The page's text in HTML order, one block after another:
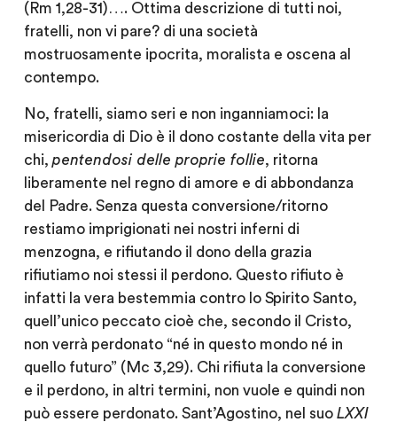
(Rm 1,28-31)…. Ottima descrizione di tutti noi,
fratelli, non vi pare? di una società
mostruosamente ipocrita, moralista e oscena al
contempo.
No, fratelli, siamo seri e non inganniamoci: la
misericordia di Dio è il dono costante della vita per
chi, pentendosi delle proprie follie, ritorna
liberamente nel regno di amore e di abbondanza
del Padre. Senza questa conversione/ritorno
restiamo imprigionati nei nostri inferni di
menzogna, e rifiutando il dono della grazia
rifiutiamo noi stessi il perdono. Questo rifiuto è
infatti la vera bestemmia contro lo Spirito Santo,
quell’unico peccato cioè che, secondo il Cristo,
non verrà perdonato “né in questo mondo né in
quello futuro” (Mc 3,29). Chi rifiuta la conversione
e il perdono, in altri termini, non vuole e quindi non
può essere perdonato. Sant’Agostino, nel suo LXXI